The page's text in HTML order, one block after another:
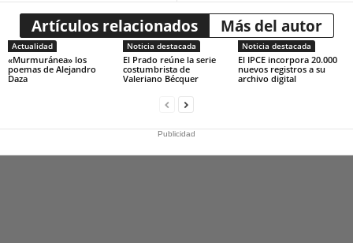
Artículos relacionados Más del autor
Actualidad
«Murmuránea» los
poemas de Alejandro
Daza
Noticia destacada
El Prado reúne la serie
costumbrista de
Valeriano Bécquer
Noticia destacada
El IPCE incorpora 20.000
nuevos registros a su
archivo digital
Publicidad